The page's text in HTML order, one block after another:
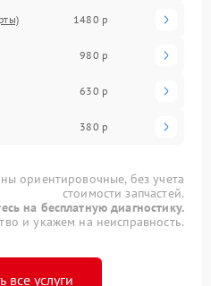
1480 р
980 р
630 р
380 р
ориентировочные, без учета
стоимости запчастей.
на бесплатную диагностику.
и укажем на неисправность.
все услуги